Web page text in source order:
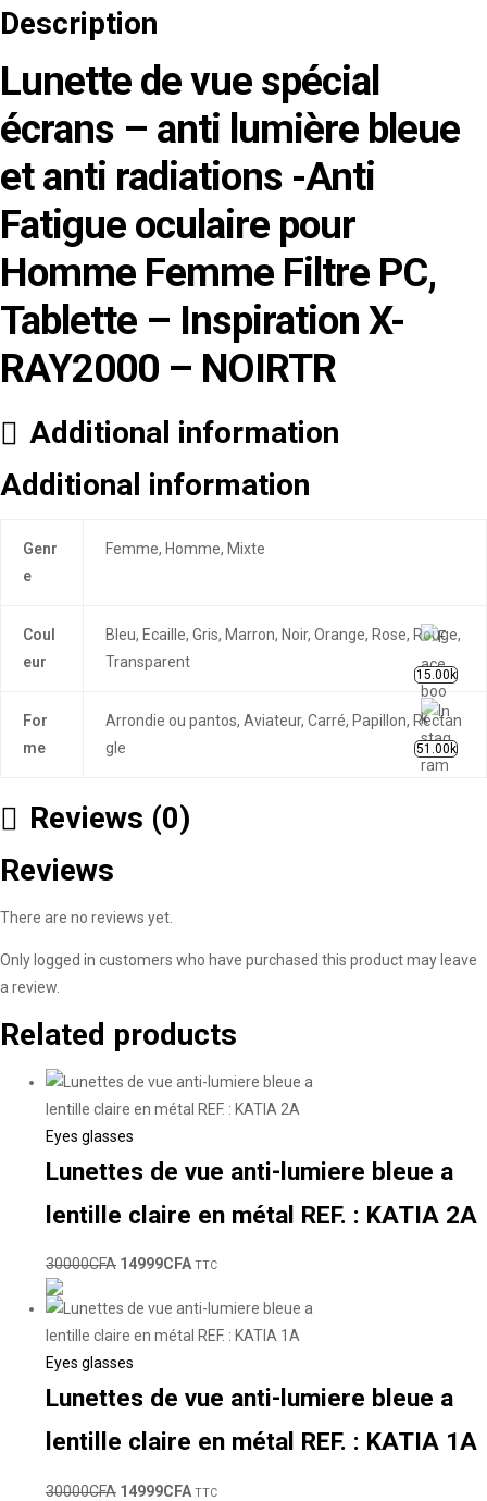
Description
Lunette de vue spécial
écrans – anti lumière bleue
et anti radiations -Anti
Fatigue oculaire pour
Homme Femme Filtre PC,
Tablette – Inspiration X-
RAY2000 – NOIRTR
Additional information
Additional information
Genr
e
Femme, Homme, Mixte
Coul
eur
Bleu, Ecaille, Gris, Marron, Noir, Orange, Rose, Rouge,
Transparent
For
me
Arrondie ou pantos, Aviateur, Carré, Papillon, Rectan
gle
Reviews (0)
Reviews
There are no reviews yet.
Only logged in customers who have purchased this product may leave
a review.
Related products
Eyes glasses
Lunettes de vue anti-lumiere bleue a
lentille claire en métal REF. : KATIA 2A
30000CFA 14999CFA TTC
Eyes glasses
Lunettes de vue anti-lumiere bleue a
lentille claire en métal REF. : KATIA 1A
30000CFA 14999CFA TTC
15.00k
51.00k